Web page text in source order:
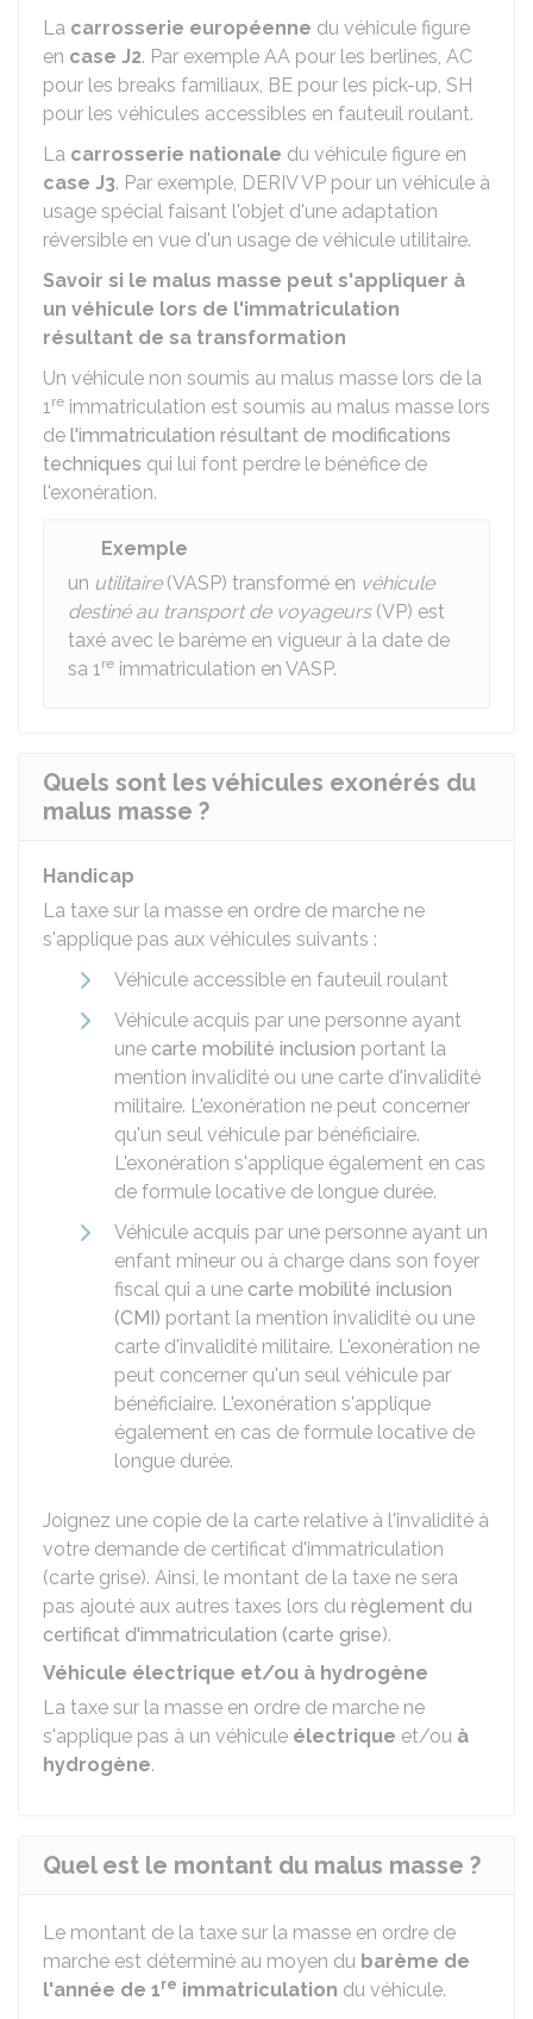
La carrosserie européenne du véhicule figure
en case J2. Par exemple AA pour les berlines, AC
pour les breaks familiaux, BE pour les pick-up, SH
pour les véhicules accessibles en fauteuil roulant.
La carrosserie nationale du véhicule figure en
case J3. Par exemple, DERIV VP pour un véhicule à
usage spécial faisant l'objet d'une adaptation
réversible en vue d'un usage de véhicule utilitaire.
Savoir si le malus masse peut s'appliquer à
un véhicule lors de l'immatriculation
résultant de sa transformation
Un véhicule non soumis au malus masse lors de la
1re immatriculation est soumis au malus masse lors
de l'immatriculation résultant de modifications
techniques qui lui font perdre le bénéfice de
l'exonération.
Exemple
un utilitaire(VASP) transformé en véhicule
destiné au transport de voyageurs(VP) est
taxé avec le barème en vigueur à la date de
sa 1re immatriculation en VASP.
Quels sont les véhicules exonérés du
malus masse ?
Handicap
La taxe sur la masse en ordre de marche ne
s'applique pas aux véhicules suivants :
Véhicule accessible en fauteuil roulant
Véhicule acquis par une personne ayant
une carte mobilité inclusion portant la
mention invalidité ou une carte d'invalidité
militaire. L'exonération ne peut concerner
qu'un seul véhicule par bénéficiaire.
L'exonération s'applique également en cas
de formule locative de longue durée.
Véhicule acquis par une personne ayant un
enfant mineur ou à charge dans son foyer
fiscal qui a une carte mobilité inclusion
(CMI) portant la mention invalidité ou une
carte d'invalidité militaire. L'exonération ne
peut concerner qu'un seul véhicule par
bénéficiaire. L'exonération s'applique
également en cas de formule locative de
longue durée.
Joignez une copie de la carte relative à l'invalidité à
votre demande de certificat d'immatriculation
(carte grise). Ainsi, le montant de la taxe ne sera
pas ajouté aux autres taxes lors du règlement du
certificat d'immatriculation (carte grise).
Véhicule électrique et/ou à hydrogène
La taxe sur la masse en ordre de marche ne
s'applique pas à un véhicule électrique et/ou à
hydrogène.
Quel est le montant du malus masse ?
Le montant de la taxe sur la masse en ordre de
marche est déterminé au moyen du barème de
l'année de 1re immatriculation du véhicule.